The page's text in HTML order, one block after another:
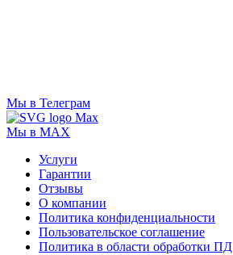
Мы в Телеграм
Мы в MAX
Услуги
Гарантии
Отзывы
О компании
Политика конфиденциальности
Пользовательское соглашение
Политика в области обработки ПД